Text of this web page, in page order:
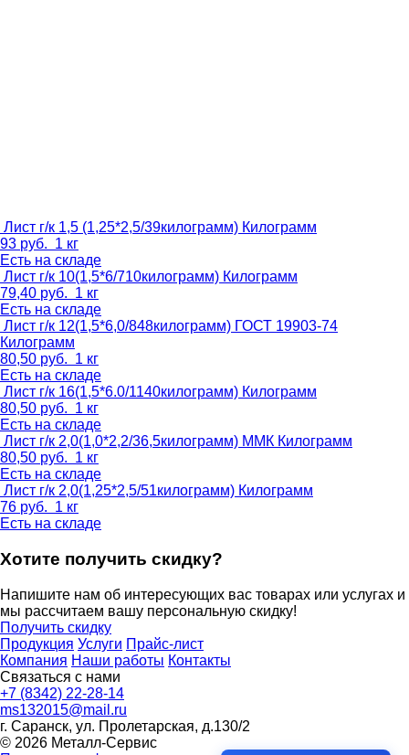
Лист г/к 1,5 (1,25*2,5/39килограмм) Килограмм
93 руб. 1 кг
Есть на складе
Лист г/к 10(1,5*6/710килограмм) Килограмм
79,40 руб. 1 кг
Есть на складе
Лист г/к 12(1,5*6,0/848килограмм) ГОСТ 19903-74
Килограмм
80,50 руб. 1 кг
Есть на складе
Лист г/к 16(1,5*6.0/1140килограмм) Килограмм
80,50 руб. 1 кг
Есть на складе
Лист г/к 2,0(1,0*2,2/36,5килограмм) ММК Килограмм
80,50 руб. 1 кг
Есть на складе
Лист г/к 2,0(1,25*2,5/51килограмм) Килограмм
76 руб. 1 кг
Есть на складе
Хотите получить скидку?
Напишите нам об интересующих вас товарах или услугах и
мы рассчитаем вашу персональную скидку!
Получить скидку
Продукция Услуги Прайс-лист
Компания Наши работы Контакты
Связаться с нами
+7 (8342) 22-28-14
ms132015@mail.ru
г. Саранск, ул. Пролетарская, д.130/2
© 2026 Металл-Сервис